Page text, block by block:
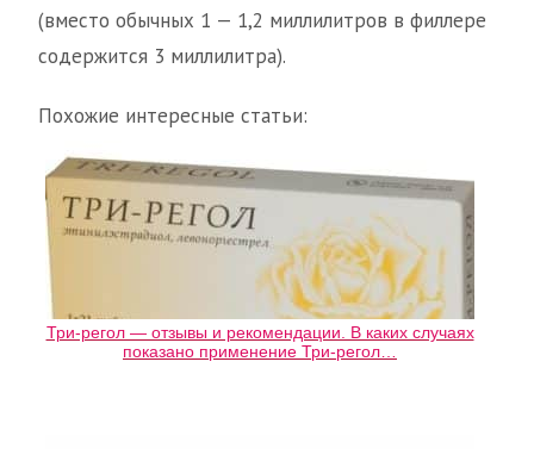
(вместо обычных 1 — 1,2 миллилитров в филлере
содержится 3 миллилитра).
Похожие интересные статьи:
Три-регол — отзывы и рекомендации. В каких случаях
показано применение Три-регол…